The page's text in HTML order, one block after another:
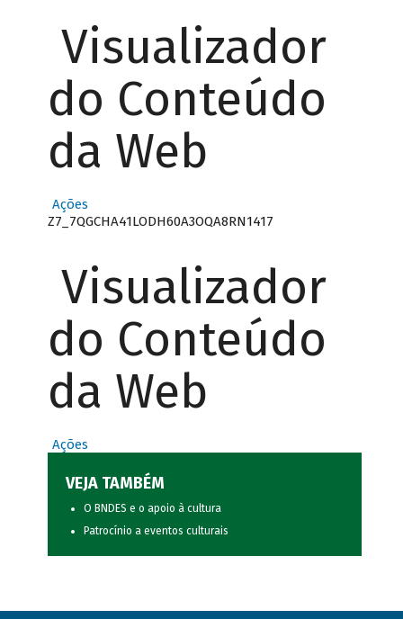
Visualizador
do Conteúdo
da Web
Ações
Z7_7QGCHA41LODH60A3OQA8RN1417
Visualizador
do Conteúdo
da Web
Ações
VEJA TAMBÉM
O BNDES e o apoio à cultura
Patrocínio a eventos culturais